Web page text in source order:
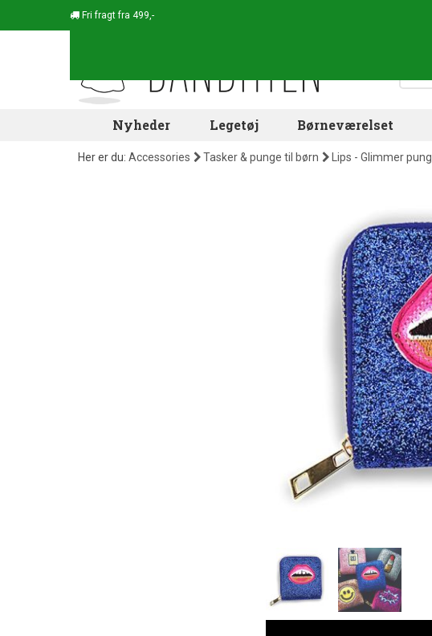
Fri fragt fra 499,-
Nyheder Legetøj Børneværelset
Her er du: Accessories Tasker & punge til børn Lips - Glimmer pung